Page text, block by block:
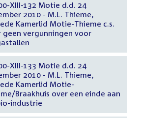
XIII-132 Motie d.d. 24
2010 - M.L. Thieme,
Kamerlid Motie-Thieme c.s.
geen vergunningen voor
XIII-133 Motie d.d. 24
2010 - M.L. Thieme,
Kamerlid Motie-
Braakhuis over een einde aan
industrie